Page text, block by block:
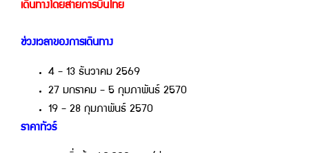
เดินทางโดยสายการบินไทย
ช่วงเวลาของการเดินทาง
4 - 13 ธันวาคม 2569
27 มกราคม - 5 กุมภาพันธ์ 2570
19 - 28 กุมภาพันธ์ 2570
ราคาทัวร์